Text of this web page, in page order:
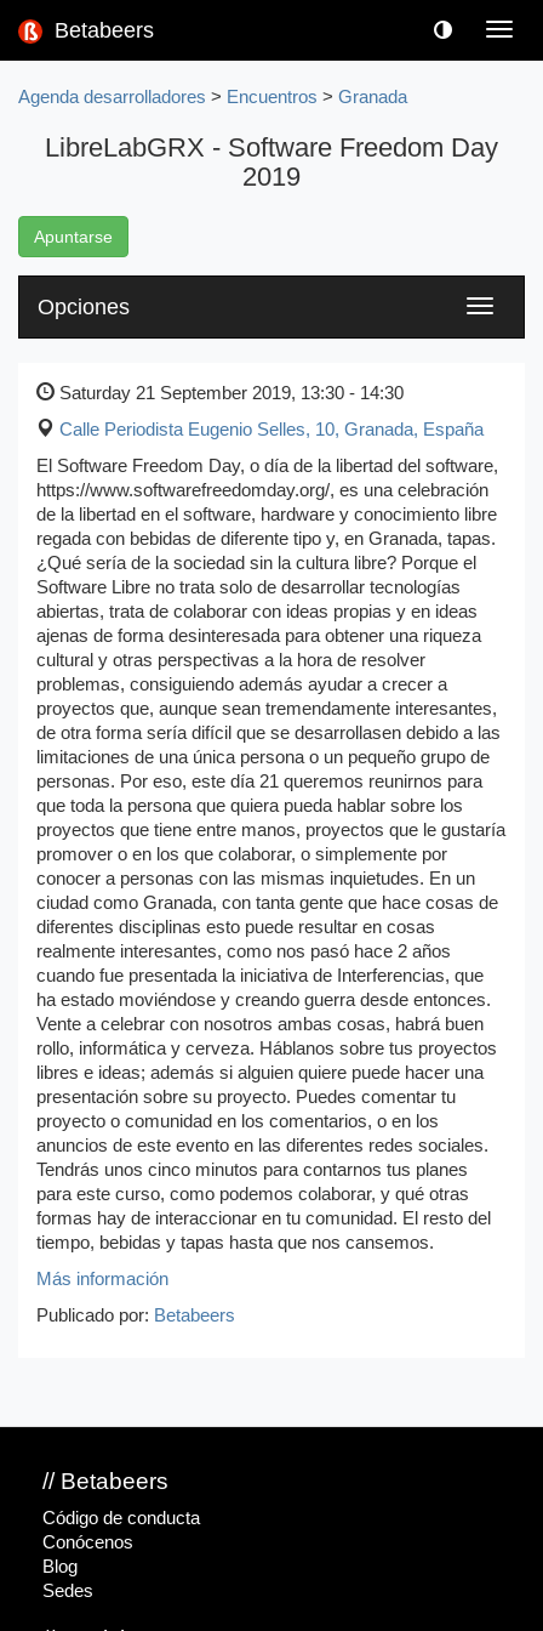
Betabeers
Agenda desarrolladores > Encuentros > Granada
LibreLabGRX - Software Freedom Day
2019
Apuntarse
Toggle
Opciones
Saturday 21 September 2019, 13:30 - 14:30
Calle Periodista Eugenio Selles, 10, Granada, España
El Software Freedom Day, o día de la libertad del software,
https://www.softwarefreedomday.org/, es una celebración
de la libertad en el software, hardware y conocimiento libre
regada con bebidas de diferente tipo y, en Granada, tapas.
¿Qué sería de la sociedad sin la cultura libre? Porque el
Software Libre no trata solo de desarrollar tecnologías
abiertas, trata de colaborar con ideas propias y en ideas
ajenas de forma desinteresada para obtener una riqueza
cultural y otras perspectivas a la hora de resolver
problemas, consiguiendo además ayudar a crecer a
proyectos que, aunque sean tremendamente interesantes,
de otra forma sería difícil que se desarrollasen debido a las
limitaciones de una única persona o un pequeño grupo de
personas. Por eso, este día 21 queremos reunirnos para
que toda la persona que quiera pueda hablar sobre los
proyectos que tiene entre manos, proyectos que le gustaría
promover o en los que colaborar, o simplemente por
conocer a personas con las mismas inquietudes. En un
ciudad como Granada, con tanta gente que hace cosas de
diferentes disciplinas esto puede resultar en cosas
realmente interesantes, como nos pasó hace 2 años
cuando fue presentada la iniciativa de Interferencias, que
ha estado moviéndose y creando guerra desde entonces.
Vente a celebrar con nosotros ambas cosas, habrá buen
rollo, informática y cerveza. Háblanos sobre tus proyectos
libres e ideas; además si alguien quiere puede hacer una
presentación sobre su proyecto. Puedes comentar tu
proyecto o comunidad en los comentarios, o en los
anuncios de este evento en las diferentes redes sociales.
Tendrás unos cinco minutos para contarnos tus planes
para este curso, como podemos colaborar, y qué otras
formas hay de interaccionar en tu comunidad. El resto del
tiempo, bebidas y tapas hasta que nos cansemos.
Más información
Publicado por: Betabeers
// Betabeers
Código de conducta
Conócenos
Blog
Sedes